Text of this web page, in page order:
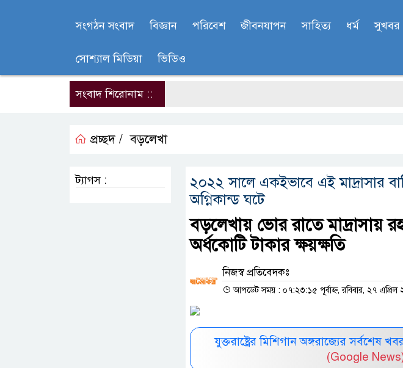
সংগঠন সংবাদ বিজ্ঞান পরিবেশ জীবনযাপন সাহিত‍্য ধর্ম সুখবর
সোশ্যাল মিডিয়া ভিডিও
সংবাদ শিরোনাম ::
প্রচ্ছদ / বড়লেখা
২০২২ সালে একইভাবে এই মাদ্রাসার
অগ্নিকান্ড ঘটে
বড়লেখায় ভোর রাতে মাদ্রাসায়
অর্ধকোটি টাকার ক্ষয়ক্ষতি
নিজস্ব প্রতিবেদকঃ
আপডেট সময় : ০৭:২৩:১৫ পূর্বাহ্ন, রবিবার, ২৭ এপ্রিল
যুক্তরাষ্ট্রের মিশিগান অঙ্গরাজ্যের সর্বশেষ
(Google
ট্যাগস :